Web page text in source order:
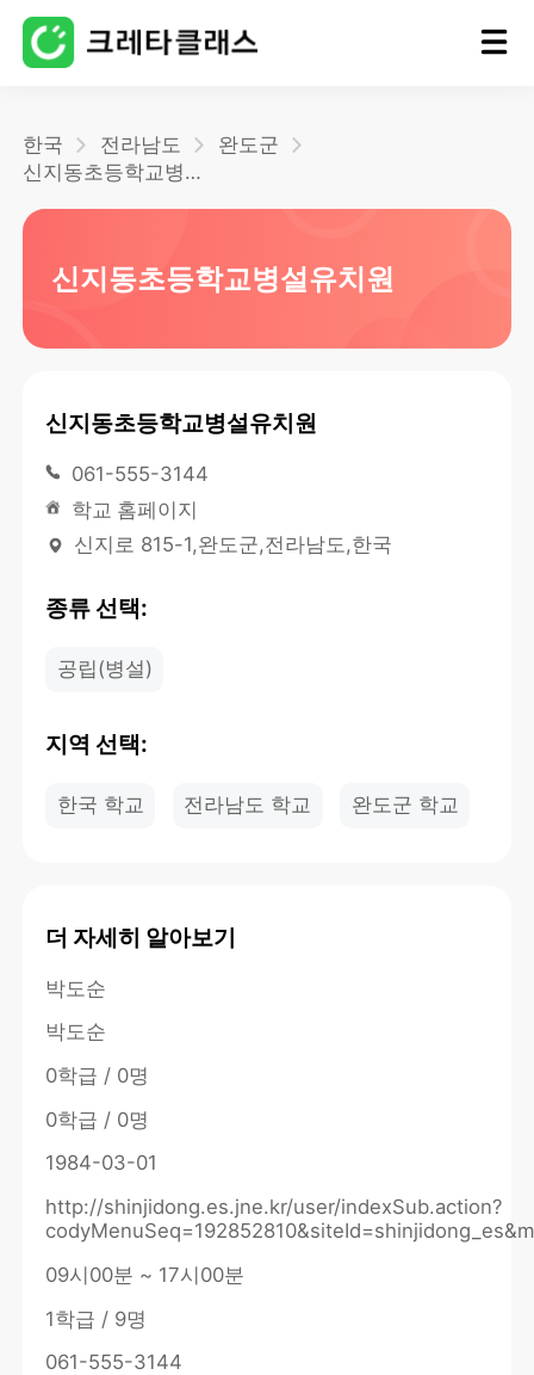
블로그
한국 전라남도
완도군
신지동초등학교병설유치원
신지동초등학교병설유치원
신지동초등학교병설유치원
061-555-3144
학교 홈페이지
신지로 815-1,완도군,전라남도,한국
종류 선택:
공립(병설)
지역 선택:
한국 학교 전라남도 학교 완도군 학교
더 자세히 알아보기
박도순
박도순
0학급 / 0명
0학급 / 0명
1984-03-01
http://shinjidong.es.jne.kr/user/indexSub.action?
09시00분 ~ 17시00분
1학급 / 9명
061-555-3144